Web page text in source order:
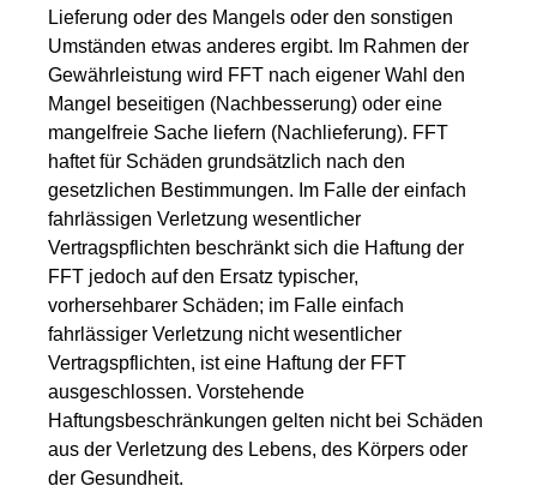
Lieferung oder des Mangels oder den sonstigen
Umständen etwas anderes ergibt. Im Rahmen der
Gewährleistung wird FFT nach eigener Wahl den
Mangel beseitigen (Nachbesserung) oder eine
mangelfreie Sache liefern (Nachlieferung). FFT
haftet für Schäden grundsätzlich nach den
gesetzlichen Bestimmungen. Im Falle der einfach
fahrlässigen Verletzung wesentlicher
Vertragspflichten beschränkt sich die Haftung der
FFT jedoch auf den Ersatz typischer,
vorhersehbarer Schäden; im Falle einfach
fahrlässiger Verletzung nicht wesentlicher
Vertragspflichten, ist eine Haftung der FFT
ausgeschlossen. Vorstehende
Haftungsbeschränkungen gelten nicht bei Schäden
aus der Verletzung des Lebens, des Körpers oder
der Gesundheit.